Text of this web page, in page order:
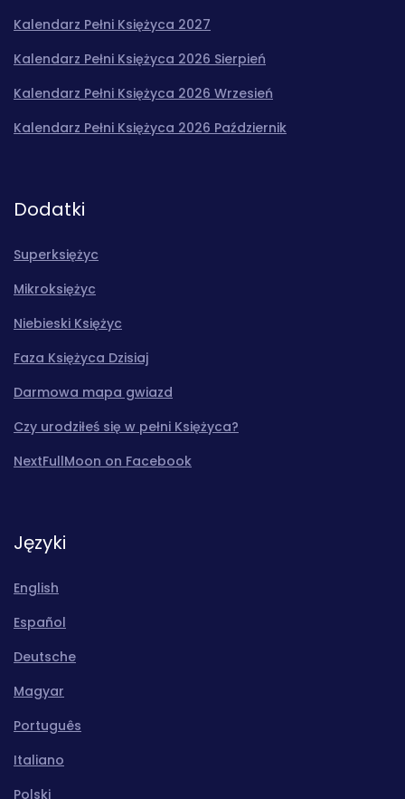
Kalendarz Pełni Księżyca 2027
Kalendarz Pełni Księżyca 2026 Sierpień
Kalendarz Pełni Księżyca 2026 Wrzesień
Kalendarz Pełni Księżyca 2026 Październik
Dodatki
Superksiężyc
Mikroksiężyc
Niebieski Księżyc
Faza Księżyca Dzisiaj
Darmowa mapa gwiazd
Czy urodziłeś się w pełni Księżyca?
NextFullMoon on Facebook
Języki
English
Español
Deutsche
Magyar
Português
Italiano
Polski